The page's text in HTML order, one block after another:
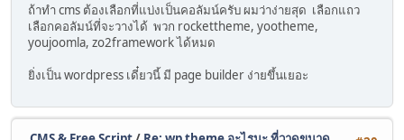
ถ้าทำ cms ต้องเลือกที่แบ่งเป็นคอลัมน์ครับ ผมว่าง่ายสุด เลือกแถว
เลือกคอลัมน์ที่จะวางได้ พวก rockettheme, yootheme,
youjoomla, zo2framework ได้หมด
ยิ่งเป็น wordpress เดี๋ยวนี้ มี page builder ง่ายขึ้นเยอะ